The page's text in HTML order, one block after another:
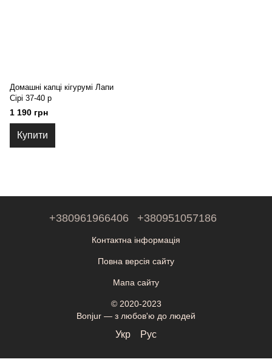
Домашні капці кігурумі Лапи
Сірі 37-40 р
1 190 грн
Купити
+380961966406 +380951057186
Контактна інформація
Повна версія сайту
Мапа сайту
© 2020-2023
Bonjur — з любов'ю до людей
Укр Рус